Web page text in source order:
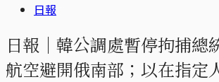
日報
日報｜韓公調處暫停拘捕總
航空避開俄南部；以在指定